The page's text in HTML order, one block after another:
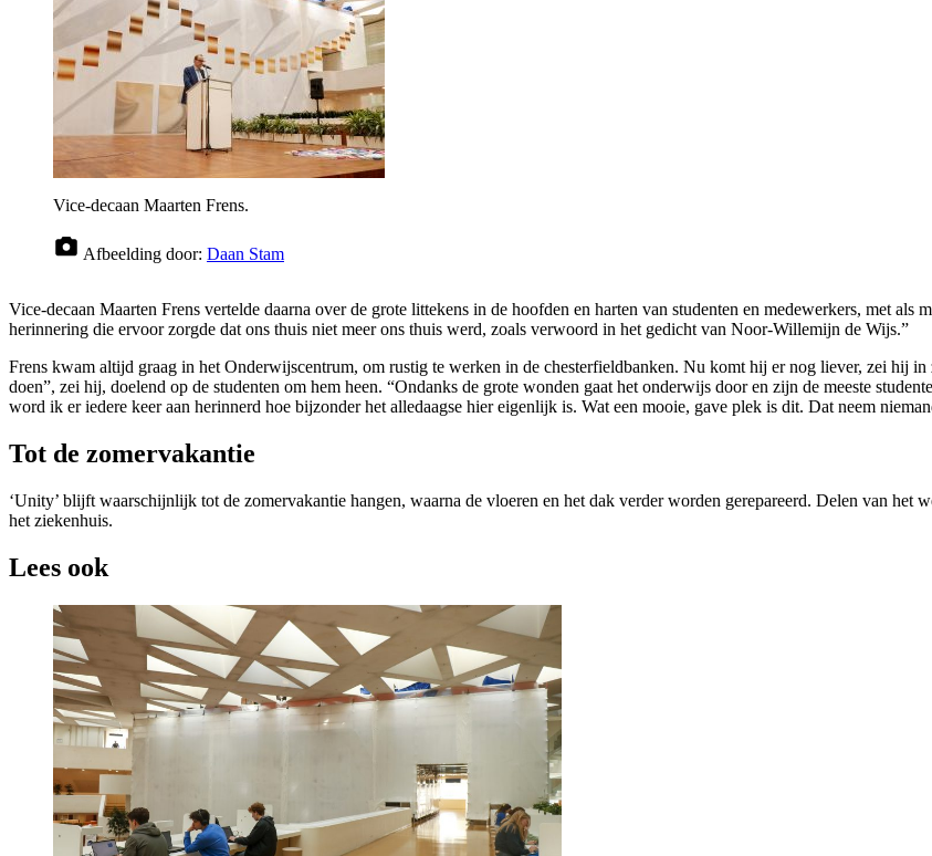
Vice-decaan Maarten Frens.
Afbeelding door: Daan Stam
Vice-decaan Maarten Frens vertelde daarna over de grote littekens in de hoofden en harten van studenten en medewerkers, met
herinnering die ervoor zorgde dat ons thuis niet meer ons thuis werd, zoals verwoord in het gedicht van Noor-Willemijn de Wijs.”
Frens kwam altijd graag in het Onderwijscentrum, om rustig te werken in de chesterfieldbanken. Nu komt hij er nog liever, zei hij
doen”, zei hij, doelend op de studenten om hem heen. “Ondanks de grote wonden gaat het onderwijs door en zijn de meeste
word ik er iedere keer aan herinnerd hoe bijzonder het alledaagse hier eigenlijk is. Wat een mooie, gave plek is dit. Dat neem
Tot de zomervakantie
‘Unity’ blijft waarschijnlijk tot de zomervakantie hangen, waarna de vloeren en het dak verder worden gerepareerd. Delen van
het ziekenhuis.
Lees ook